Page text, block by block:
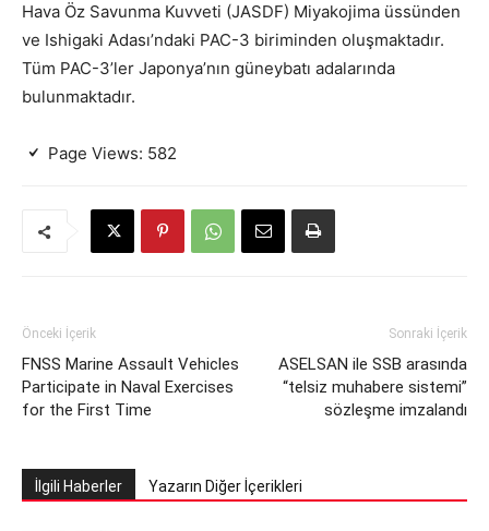
Hava Öz Savunma Kuvveti (JASDF) Miyakojima üssünden
ve Ishigaki Adası’ndaki PAC-3 biriminden oluşmaktadır.
Tüm PAC-3’ler Japonya’nın güneybatı adalarında
bulunmaktadır.
Page Views: 582
Önceki İçerik
FNSS Marine Assault Vehicles
Participate in Naval Exercises
for the First Time
Sonraki İçerik
ASELSAN ile SSB arasında
“telsiz muhabere sistemi”
sözleşme imzalandı
İlgili Haberler Yazarın Diğer İçerikleri